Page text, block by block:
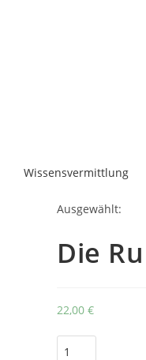
Wissensvermittlung
Ausgewählt:
Die
22,00 €